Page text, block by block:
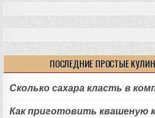
ПОСЛЕДНИЕ ПРОСТЫЕ
Сколько сахара класть в
Как приготовить квашеную